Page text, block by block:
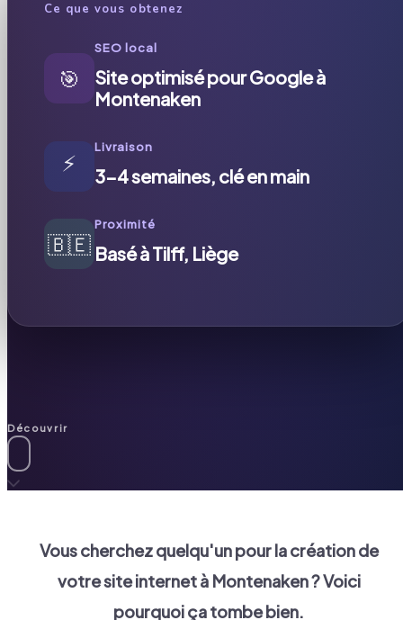
Ce que vous obtenez
🎯
SEO local
Site optimisé pour Google à
Montenaken
⚡
Livraison
3-4 semaines, clé en main
🇧🇪
Proximité
Basé à Tilff, Liège
Découvrir
Vous cherchez quelqu'un pour la création de
votre site internet à Montenaken? Voici
pourquoi ça tombe bien.